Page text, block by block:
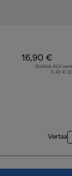
16,90 €
Sisältää ALV-
3,43 €
Vertaa